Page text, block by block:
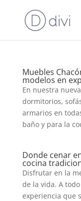
Muebles
modelos en
En nuestra
dormitorios,
armarios en
baño y para la
Donde cenar
cocina
Disfrutar en la
de la vida. A
experiencia que